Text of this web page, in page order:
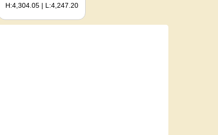
H:4,304.05 | L:4,247.20